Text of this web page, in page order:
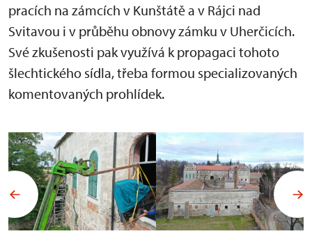
pracích na zámcích v Kunštátě a v Rájci nad
Svitavou i v průběhu obnovy zámku v Uherčicích.
Své zkušenosti pak využívá k propagaci tohoto
šlechtického sídla, třeba formou specializovaných
komentovaných prohlídek.